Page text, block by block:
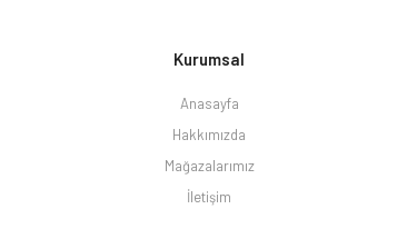
Kurumsal
Anasayfa
Hakkımızda
Mağazalarımız
İletişim